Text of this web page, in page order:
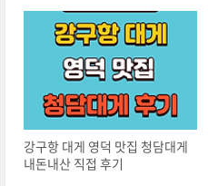
강구항 대게 영덕 맛집 청담대게
내돈내산 직접 후기